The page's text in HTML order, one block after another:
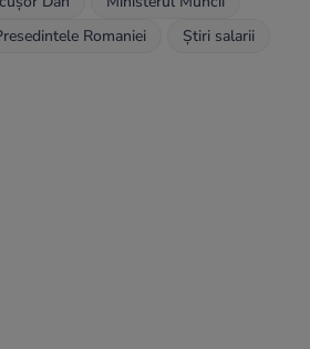
Romaniei Știri salarii